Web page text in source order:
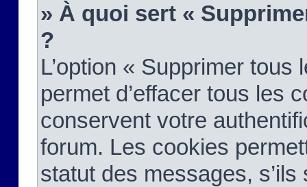
» À quoi sert «
?
L’option « Supprimer
permet d’effacer tous les
conservent votre
forum. Les cookies
statut des messages,